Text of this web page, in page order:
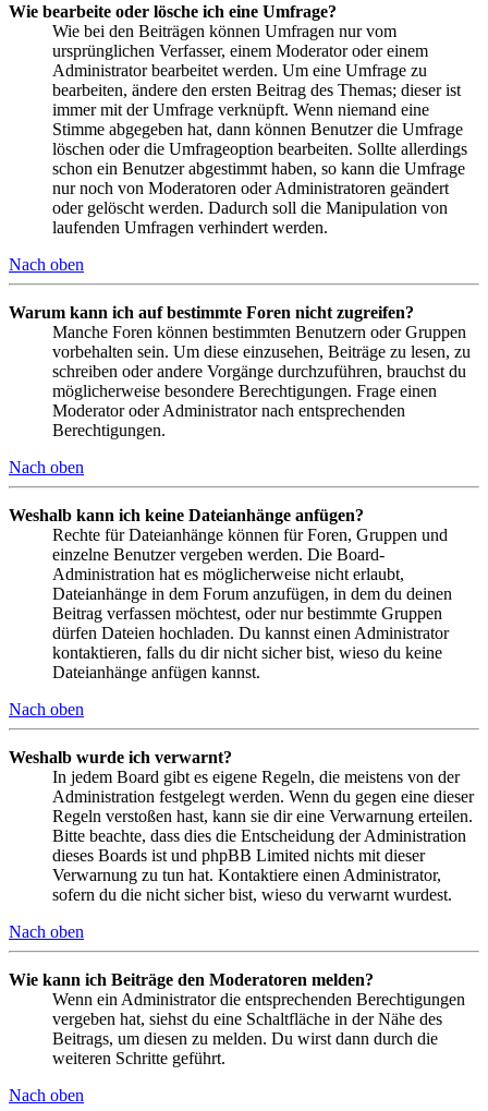
Wie bearbeite oder lösche ich eine Umfrage?
Wie bei den Beiträgen können Umfragen nur vom
ursprünglichen Verfasser, einem Moderator oder einem
Administrator bearbeitet werden. Um eine Umfrage zu
bearbeiten, ändere den ersten Beitrag des Themas; dieser ist
immer mit der Umfrage verknüpft. Wenn niemand eine
Stimme abgegeben hat, dann können Benutzer die Umfrage
löschen oder die Umfrageoption bearbeiten. Sollte allerdings
schon ein Benutzer abgestimmt haben, so kann die Umfrage
nur noch von Moderatoren oder Administratoren geändert
oder gelöscht werden. Dadurch soll die Manipulation von
laufenden Umfragen verhindert werden.
Nach oben
Warum kann ich auf bestimmte Foren nicht zugreifen?
Manche Foren können bestimmten Benutzern oder Gruppen
vorbehalten sein. Um diese einzusehen, Beiträge zu lesen, zu
schreiben oder andere Vorgänge durchzuführen, brauchst du
möglicherweise besondere Berechtigungen. Frage einen
Moderator oder Administrator nach entsprechenden
Berechtigungen.
Nach oben
Weshalb kann ich keine Dateianhänge anfügen?
Rechte für Dateianhänge können für Foren, Gruppen und
einzelne Benutzer vergeben werden. Die Board-
Administration hat es möglicherweise nicht erlaubt,
Dateianhänge in dem Forum anzufügen, in dem du deinen
Beitrag verfassen möchtest, oder nur bestimmte Gruppen
dürfen Dateien hochladen. Du kannst einen Administrator
kontaktieren, falls du dir nicht sicher bist, wieso du keine
Dateianhänge anfügen kannst.
Nach oben
Weshalb wurde ich verwarnt?
In jedem Board gibt es eigene Regeln, die meistens von der
Administration festgelegt werden. Wenn du gegen eine dieser
Regeln verstoßen hast, kann sie dir eine Verwarnung erteilen.
Bitte beachte, dass dies die Entscheidung der Administration
dieses Boards ist und phpBB Limited nichts mit dieser
Verwarnung zu tun hat. Kontaktiere einen Administrator,
sofern du die nicht sicher bist, wieso du verwarnt wurdest.
Nach oben
Wie kann ich Beiträge den Moderatoren melden?
Wenn ein Administrator die entsprechenden Berechtigungen
vergeben hat, siehst du eine Schaltfläche in der Nähe des
Beitrags, um diesen zu melden. Du wirst dann durch die
weiteren Schritte geführt.
Nach oben